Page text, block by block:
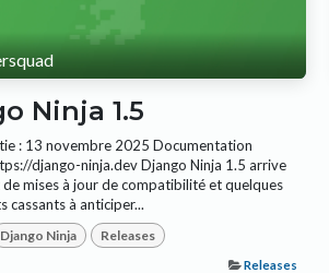
Ninja 1.5
: 13 novembre 2025 Documentation
django-ninja.dev Django Ninja 1.5 arrive
mises à jour de compatibilité et quelques
cassants à anticiper...
Django Ninja Releases
Releases